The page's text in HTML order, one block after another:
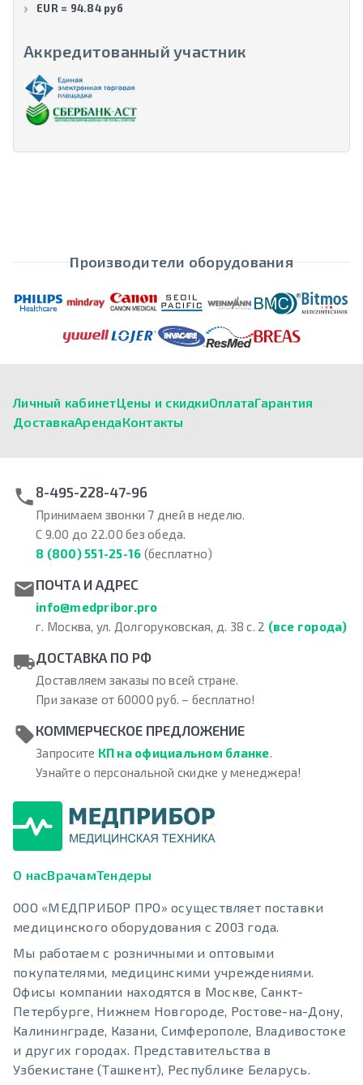
EUR = 94.84 руб
Аккредитованный участник
Производители оборудования
Личный кабинетЦены и скидкиОплатаГарантия
ДоставкаАрендаКонтакты
8-495-228-47-96
Принимаем звонки 7 дней в неделю.
С 9.00 до 22.00 без обеда.
8 (800) 551-25-16 (бесплатно)
ПОЧТА И АДРЕС
info@medpribor.pro
г. Москва, ул. Долгоруковская, д. 38 с. 2 (все города)
ДОСТАВКА ПО РФ
Доставляем заказы по всей стране.
При заказе от 60000 руб. – бесплатно!
КОММЕРЧЕСКОЕ ПРЕДЛОЖЕНИЕ
Запросите КП на официальном бланке.
Узнайте о персональной скидке у менеджера!
О насВрачамТендеры
ООО «МЕДПРИБОР ПРО» осуществляет поставки
медицинского оборудования с 2003 года.
Мы работаем с розничными и оптовыми
покупателями, медицинскими учреждениями.
Офисы компании находятся в Москве, Санкт-
Петербурге, Нижнем Новгороде, Ростове-на-Дону,
Калининграде, Казани, Симферополе, Владивостоке
и других городах. Представительства в
Узбекистане (Ташкент), Республике Беларусь.